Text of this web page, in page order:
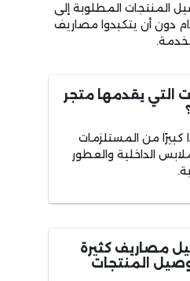
المنتجات المطلوبة إلى
في مدة 3 أيام دون أن يتكبدوا مصاريف
التي يقدمها متجر
كبيرًا من المستلزمات
الداخلية والعطور
مصاريف كثيرة
المنتجات